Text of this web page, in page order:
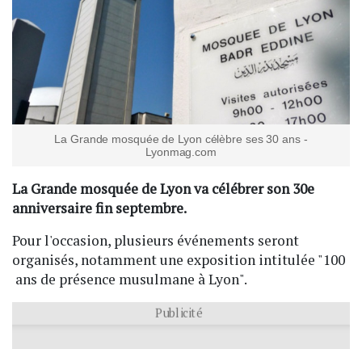
La Grande mosquée de Lyon célèbre ses 30 ans -
Lyonmag.com
La Grande mosquée de Lyon va célébrer son 30e
anniversaire fin septembre.
Pour l'occasion, plusieurs événements seront
organisés, notamment une exposition intitulée "100
ans de présence musulmane à Lyon".
Publicité